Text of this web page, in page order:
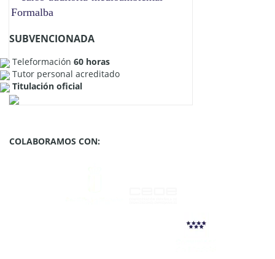
SUBVENCIONADA
Teleformación60 horas
Tutor personal acreditado
Titulación oficial
COLABORAMOS CON: